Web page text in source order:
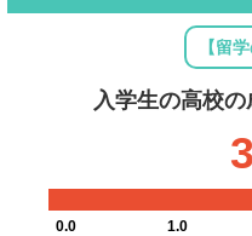
【留
入学生の高校の
0.0 1.0